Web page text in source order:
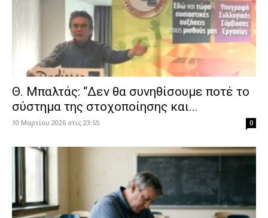
Θ. Μπαλτάς: “Δεν θα συνηθίσουμε ποτέ το
σύστημα της στοχοποίησης και...
10 Μαρτίου 2026 στις 23:55 0